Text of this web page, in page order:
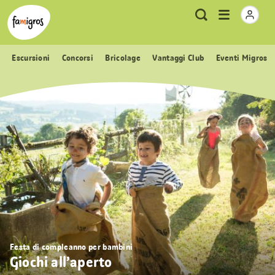
Navigazione
segnalibri
Header
Logo Metanavigazione
Ricerca
Apri
menu
Escursioni Concorsi Bricolage Vantaggi Club Eventi Migros
Festa di compleanno per bambini
Giochi all’aperto